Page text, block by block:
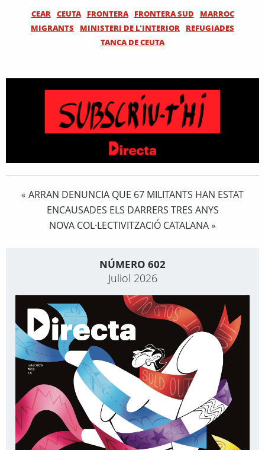
CEAR CEUTA FRONTERA FRONTERA SUD
MARROC
MIGRANTS
MINISTERI DE L'INTERIOR
REFUGIADES
TANCA DE CEUTA
« ARRAN DENUNCIA QUE 67 MILITANTS HAN ESTAT
ENCAUSADES ELS DARRERS TRES ANYS
NOVA COL·LECTIVITZACIÓ CATALANA »
NÚMERO 602
Juliol 2026